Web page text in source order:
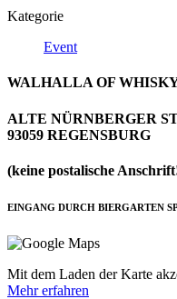
Kategorie
Event
WALHALLA OF
ALTE NÜRNBERGER
93059 REGENSBURG
(keine postalische
EINGANG DURCH BIERGARTEN
Mit dem Laden der Karte
Mehr erfahren